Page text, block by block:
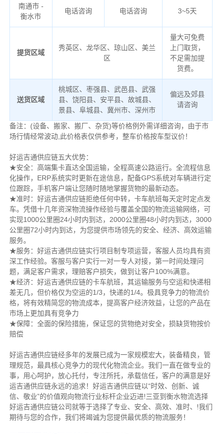
南通市 -
衡水市
电话咨询 电话咨询 3~5天
提货区域
秀英区、龙华区、琼山区、美兰
区
量大可免费
上门取货，
不足需加提
货费。
送货区域
桃城区、枣强县、武邑县、武强
县、饶阳县、安平县、故城县、
景县、阜城县、冀州市、深州市
偏远及郊县
请咨询
备注：(设备、搬家、搬厂、杂货)等价格例外需详细咨询，由于市
场行情经常波动,此价格表仅供参考，整车价格按车型议价！
好运吉通供应链五大优势：
★安全：高端集卡直达全国运输，全程高速公路运行。全流程信息
化操作，ERP系统实时更新在途信息，配备GPS系统对车辆进行定
位跟踪，手机客户端让您随时随地掌握货物的最新动态。
★准时：好运吉通供应链拒绝任何中转，卡车航班每天定时定点发
车。凭借十几年资深物流操作经验与覆盖全国的物流运输网络，可
实现1000公里圈24小时内到达，2000公里圈48小时内到达，3000
公里圈72小时内到达，为您提供市场领先的安全、经济、高效运输
服务。
★服务：好运吉通供应链实行项目制专项运营，客服人员均具有资
深工作经验。客服与客户实行一对一专人对接，第一时间处理问
题，满足客户需求，理赔客户损失，做到让客户100%满意。
★经济：好运吉通供应链的卡车航班，其运输服务与空运和快递相
差无几，但价格仅为空运的1/3，快递的1/4。极具竞争力的物流价
格，将有效精简您的物流成本，提高客户经济效益，让您的产品在
市场上更加具有竞争力
★保障：全面的保险措施，保证您的货物绝对安全，损缺货物按价
赔偿
好运吉通供应链经多年的发展已成为一家规模宏大，装备精良，管
理规范，最具核心竞争力的现代化物流企业。我们一直在做专业的
事，用心呵护，放心托付，专注所托，承载信任，客户的满意是好
运吉通供应链永远的追求！好运吉通供应链以“时效、创新、诚
信、敬业”的价值观向物流行业标杆企业迈进!三亚到衡水物流选择
好运吉通供应链公司就等于选择了专业、安全、高效、准时、!我们
期待与您的合作，我们将竭诚为您提供最优质的物流服务！